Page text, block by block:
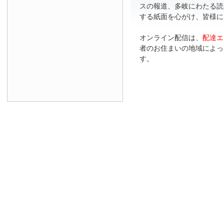
スの報道、多岐にわたる
する紙面を心がけ、皆様
オンライン配信は、 配達
者のお住まいの地域によ
す。